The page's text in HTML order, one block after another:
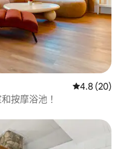
從 20 則評
4.8 (20)
按摩浴池！